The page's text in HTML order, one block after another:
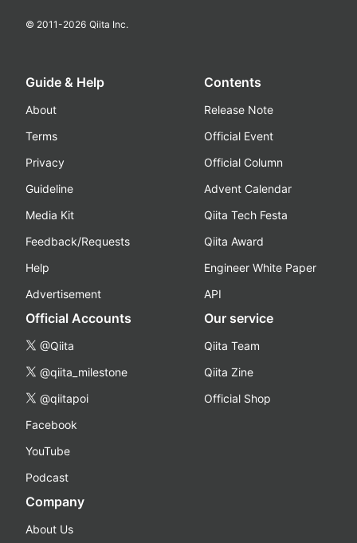
© 2011-2026 Qiita Inc.
Guide & Help
About
Terms
Privacy
Guideline
Media Kit
Feedback/Requests
Help
Advertisement
Contents
Release Note
Official Event
Official Column
Advent Calendar
Qiita Tech Festa
Qiita Award
Engineer White Paper
API
Official Accounts
@Qiita
@qiita_milestone
@qiitapoi
Facebook
YouTube
Podcast
Our service
Qiita Team
Qiita Zine
Official Shop
Company
About Us